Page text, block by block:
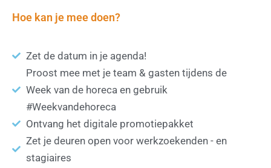
Hoe kan je mee doen?
Zet de datum in je agenda!
Proost mee met je team & gasten tijdens de
Week van de horeca en gebruik
#Weekvandehoreca
Ontvang het digitale promotiepakket
Zet je deuren open voor werkzoekenden - en
stagiaires